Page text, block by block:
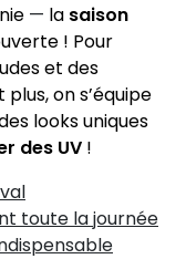
— la saison
! Pour
et des
on s’équipe
looks uniques
des UV !
toute la journée